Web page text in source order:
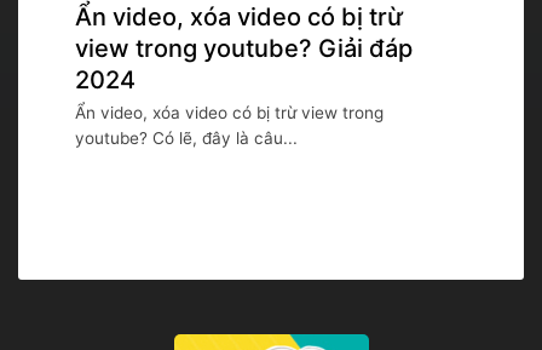
Ẩn video, xóa video có bị trừ
view trong youtube? Giải đáp
2024
Ẩn video, xóa video có bị trừ view trong
youtube? Có lẽ, đây là câu...